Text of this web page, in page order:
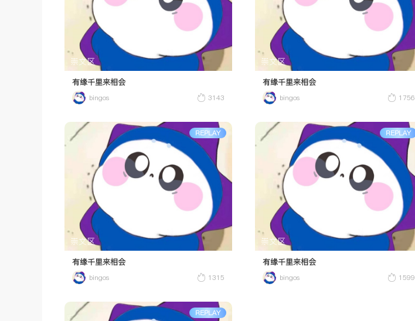
崇文区
有缘千里来相会
bingos 3143
崇文区
有缘千里来相会
bingos 1756
REPLAY
崇文区
有缘千里来相会
bingos 1315
REPLAY
崇文区
有缘千里来相会
bingos 1599
REPLAY